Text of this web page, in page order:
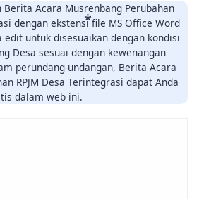
Acara Musrenbang Perubahan
dengan ekstensi file MS Office Word
edit untuk disesuaikan dengan kondisi
Desa sesuai dengan kewenangan
perundang-undangan, Berita Acara
RPJM Desa Terintegrasi dapat Anda
dalam web ini.